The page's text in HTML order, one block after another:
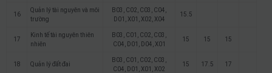
16
Quản lý tài nguyên và môi
trường
B03, C02, C03, C04,
D01, X01, X02, X04
15.5
17
Kinh tế tài nguyên thiên
nhiên
B03, C01, C02, C03,
C04, D01, D04, X01
15 15 15
18 Quản lý đất đai
B03, C01, C02, C03,
C04, D01, X01, X02
15 17.5 17